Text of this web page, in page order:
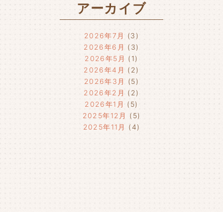
アーカイブ
2026年7月
(3)
2026年6月 (3)
2026年5月 (1)
2026年4月 (2)
2026年3月
(5)
2026年2月 (2)
2026年1月 (5)
2025年12月
(5)
2025年11月
(4)
2025年7月